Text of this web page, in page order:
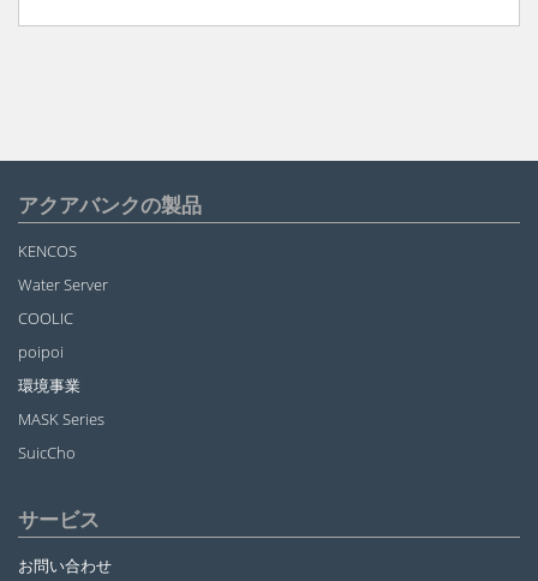
アクアバンクの製品
KENCOS
Water Server
COOLIC
poipoi
環境事業
MASK Series
SuicCho
サービス
お問い合わせ